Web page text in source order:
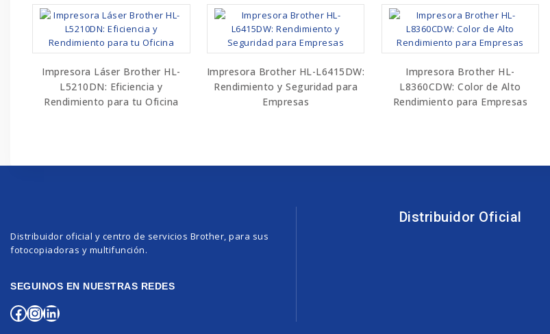
Impresora Láser Brother HL-
L5210DN: Eficiencia y
Rendimiento para tu Oficina
Impresora Brother HL-L6415DW:
Rendimiento y Seguridad para
Empresas
Impresora Brother HL-
L8360CDW: Color de Alto
Rendimiento para Empresas
Distribuidor oficial y centro de servicios Brother, para sus
fotocopiadoras y multifunción.
SEGUINOS EN NUESTRAS REDES
Distribuidor Oficial